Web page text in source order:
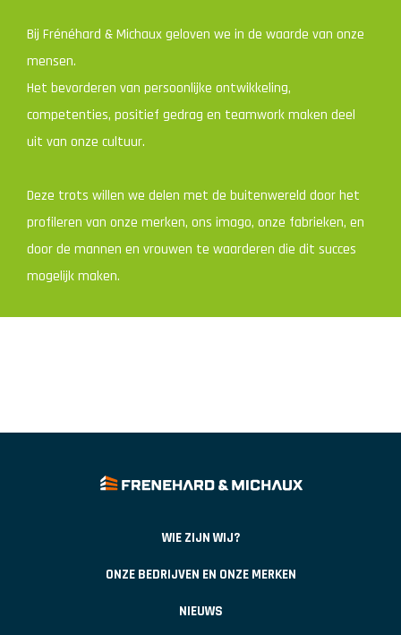
Bij Frénéhard & Michaux geloven we in de waarde van onze
mensen.
Het bevorderen van persoonlijke ontwikkeling,
competenties, positief gedrag en teamwork maken deel
uit van onze cultuur.
Deze trots willen we delen met de buitenwereld door het
profileren van onze merken, ons imago, onze fabrieken, en
door de mannen en vrouwen te waarderen die dit succes
mogelijk maken.
WIE ZIJN WIJ?
ONZE BEDRIJVEN EN ONZE MERKEN
NIEUWS